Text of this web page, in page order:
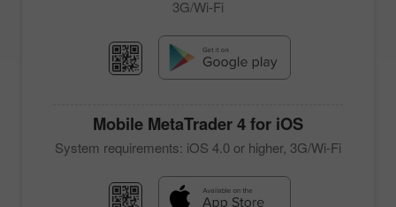
3G/Wi-Fi
Mobile MetaTrader 4for iOS
System requirements: iOS 4.0 or higher, 3G/Wi-Fi